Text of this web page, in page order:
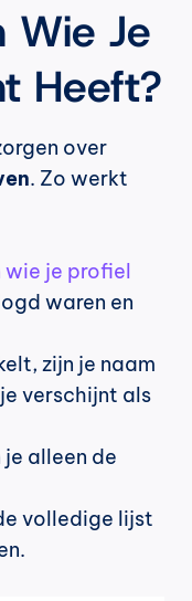
Wie Je
Heeft?
. Zo werkt
wie je profiel
waren en
zijn je naam
verschijnt als
alleen de
volledige lijst